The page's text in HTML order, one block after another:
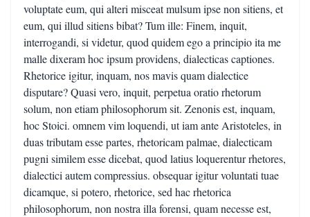
voluptate eum, qui alteri misceat mulsum ipse non sitiens, et
eum, qui illud sitiens bibat? Tum ille: Finem, inquit,
interrogandi, si videtur, quod quidem ego a principio ita me
malle dixeram hoc ipsum providens, dialecticas captiones.
Rhetorice igitur, inquam, nos mavis quam dialectice
disputare? Quasi vero, inquit, perpetua oratio rhetorum
solum, non etiam philosophorum sit. Zenonis est, inquam,
hoc Stoici. omnem vim loquendi, ut iam ante Aristoteles, in
duas tributam esse partes, rhetoricam palmae, dialecticam
pugni similem esse dicebat, quod latius loquerentur rhetores,
dialectici autem compressius. obsequar igitur voluntati tuae
dicamque, si potero, rhetorice, sed hac rhetorica
philosophorum, non nostra illa forensi, quam necesse est,